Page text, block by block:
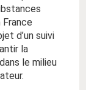
France
d’un suivi
la
le milieu